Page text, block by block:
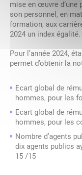
mise en œuvre
son personnel, en
formation, aux
2024 un index égalité.
Pour l’année 2024,
permet d’obtenir la
Ecart global de
hommes, pour les
Ecart global de
hommes, pour les
Nombre d’agents
dix agents publics
15 /15